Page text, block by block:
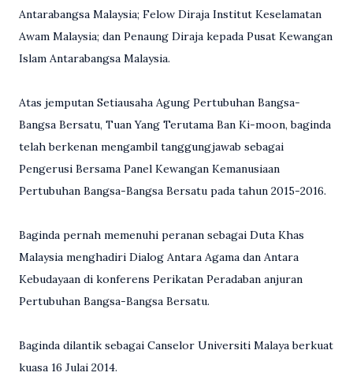
Antarabangsa Malaysia; Felow Diraja Institut Keselamatan
Awam Malaysia; dan Penaung Diraja kepada Pusat Kewangan
Islam Antarabangsa Malaysia.
Atas jemputan Setiausaha Agung Pertubuhan Bangsa-
Bangsa Bersatu, Tuan Yang Terutama Ban Ki-moon, baginda
telah berkenan mengambil tanggungjawab sebagai
Pengerusi Bersama Panel Kewangan Kemanusiaan
Pertubuhan Bangsa-Bangsa Bersatu pada tahun 2015-2016.
Baginda pernah memenuhi peranan sebagai Duta Khas
Malaysia menghadiri Dialog Antara Agama dan Antara
Kebudayaan di konferens Perikatan Peradaban anjuran
Pertubuhan Bangsa-Bangsa Bersatu.
Baginda dilantik sebagai Canselor Universiti Malaya berkuat
kuasa 16 Julai 2014.